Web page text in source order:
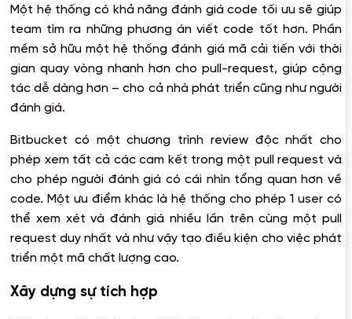
Một hệ thống có khả năng đánh giá code tối ưu sẽ giúp
team tìm ra những phương án viết code tốt hơn. Phần
mềm sở hữu một hệ thống đánh giá mã cải tiến với thời
gian quay vòng nhanh hơn cho pull-request, giúp cộng
tác dễ dàng hơn – cho cả nhà phát triển cũng như người
đánh giá.
Bitbucket có một chương trình review độc nhất cho
phép xem tất cả các cam kết trong một pull request và
cho phép người đánh giá có cái nhìn tổng quan hơn về
code. Một ưu điểm khác là hệ thống cho phép 1 user có
thể xem xét và đánh giá nhiều lần trên cùng một pull
request duy nhất và như vậy tạo điều kiện cho việc phát
triển một mã chất lượng cao.
Xây dựng sự tích hợp